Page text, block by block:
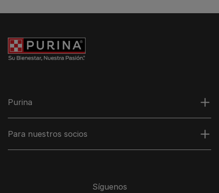
Purina
Para nuestros socios
Síguenos